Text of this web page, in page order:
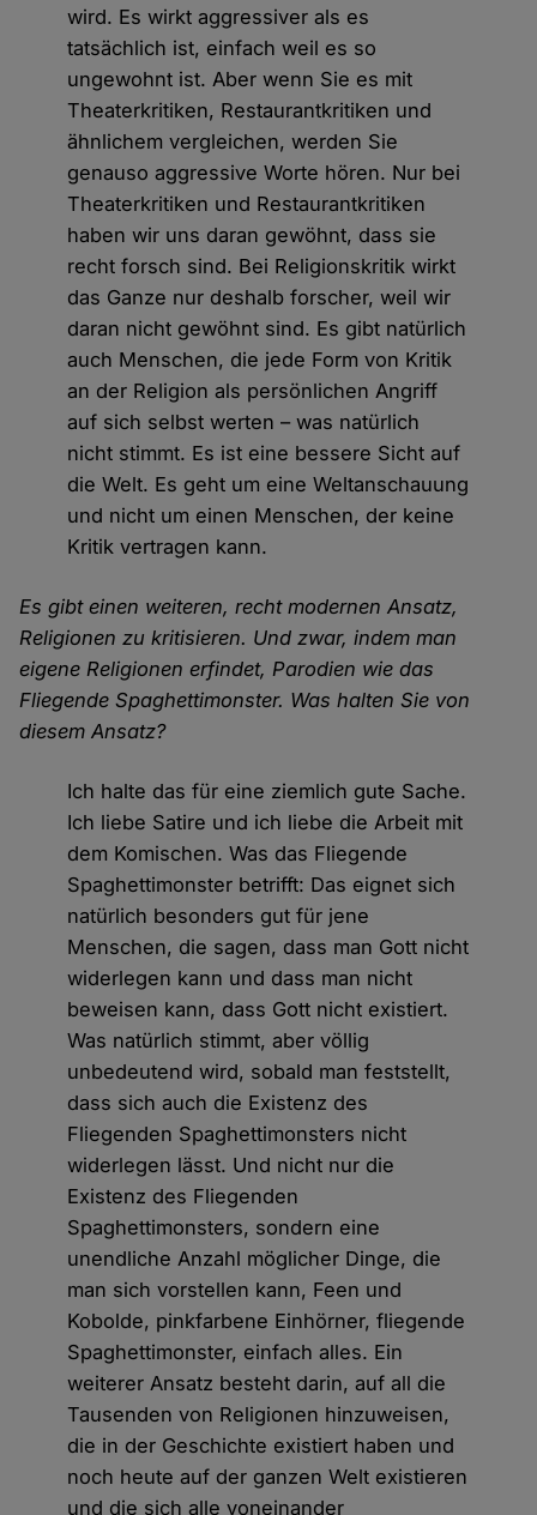
wird. Es wirkt aggressiver als es
tatsächlich ist, einfach weil es so
ungewohnt ist. Aber wenn Sie es mit
Theaterkritiken, Restaurantkritiken und
ähnlichem vergleichen, werden Sie
genauso aggressive Worte hören. Nur bei
Theaterkritiken und Restaurantkritiken
haben wir uns daran gewöhnt, dass sie
recht forsch sind. Bei Religionskritik wirkt
das Ganze nur deshalb forscher, weil wir
daran nicht gewöhnt sind. Es gibt natürlich
auch Menschen, die jede Form von Kritik
an der Religion als persönlichen Angriff
auf sich selbst werten – was natürlich
nicht stimmt. Es ist eine bessere Sicht auf
die Welt. Es geht um eine Weltanschauung
und nicht um einen Menschen, der keine
Kritik vertragen kann.
Es gibt einen weiteren, recht modernen Ansatz,
Religionen zu kritisieren. Und zwar, indem man
eigene Religionen erfindet, Parodien wie das
Fliegende Spaghettimonster. Was halten Sie von
diesem Ansatz?
Ich halte das für eine ziemlich gute Sache.
Ich liebe Satire und ich liebe die Arbeit mit
dem Komischen. Was das Fliegende
Spaghettimonster betrifft: Das eignet sich
natürlich besonders gut für jene
Menschen, die sagen, dass man Gott nicht
widerlegen kann und dass man nicht
beweisen kann, dass Gott nicht existiert.
Was natürlich stimmt, aber völlig
unbedeutend wird, sobald man feststellt,
dass sich auch die Existenz des
Fliegenden Spaghettimonsters nicht
widerlegen lässt. Und nicht nur die
Existenz des Fliegenden
Spaghettimonsters, sondern eine
unendliche Anzahl möglicher Dinge, die
man sich vorstellen kann, Feen und
Kobolde, pinkfarbene Einhörner, fliegende
Spaghettimonster, einfach alles. Ein
weiterer Ansatz besteht darin, auf all die
Tausenden von Religionen hinzuweisen,
die in der Geschichte existiert haben und
noch heute auf der ganzen Welt existieren
und die sich alle voneinander